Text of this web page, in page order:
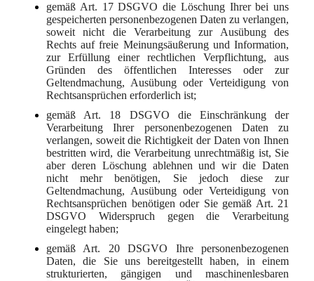
gemäß Art. 17 DSGVO die Löschung Ihrer bei uns
gespeicherten personenbezogenen Daten zu verlangen,
soweit nicht die Verarbeitung zur Ausübung des
Rechts auf freie Meinungsäußerung und Information,
zur Erfüllung einer rechtlichen Verpflichtung, aus
Gründen des öffentlichen Interesses oder zur
Geltendmachung, Ausübung oder Verteidigung von
Rechtsansprüchen erforderlich ist;
gemäß Art. 18 DSGVO die Einschränkung der
Verarbeitung Ihrer personenbezogenen Daten zu
verlangen, soweit die Richtigkeit der Daten von Ihnen
bestritten wird, die Verarbeitung unrechtmäßig ist, Sie
aber deren Löschung ablehnen und wir die Daten
nicht mehr benötigen, Sie jedoch diese zur
Geltendmachung, Ausübung oder Verteidigung von
Rechtsansprüchen benötigen oder Sie gemäß Art. 21
DSGVO Widerspruch gegen die Verarbeitung
eingelegt haben;
gemäß Art. 20 DSGVO Ihre personenbezogenen
Daten, die Sie uns bereitgestellt haben, in einem
strukturierten, gängigen und maschinenlesbaren